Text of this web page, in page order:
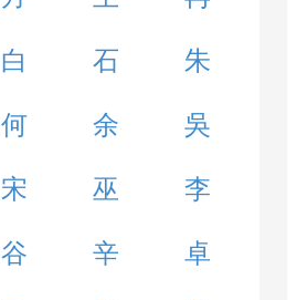
白 石 朱
何 余 吳
宋 巫 李
谷 辛 卓